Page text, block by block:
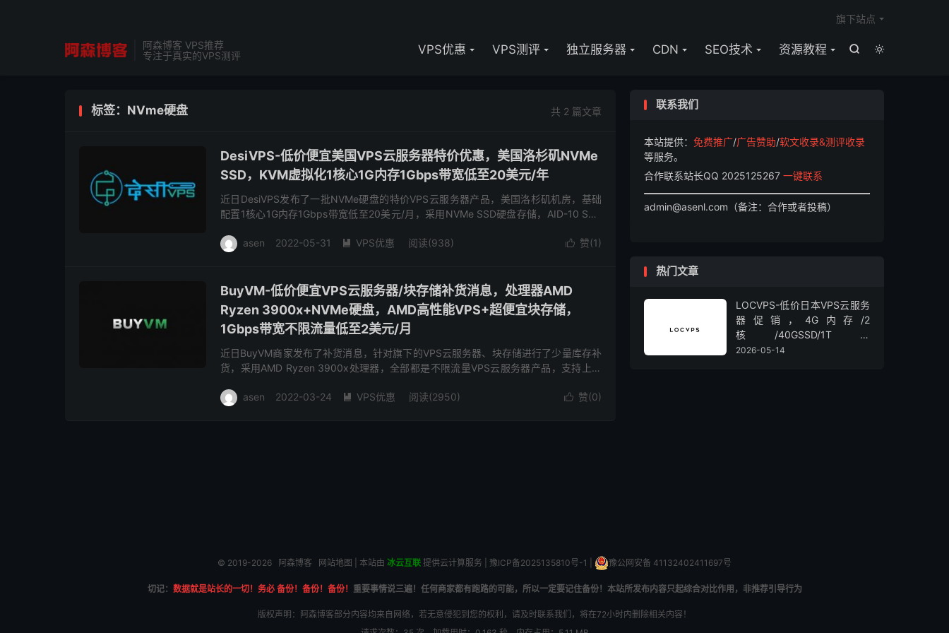
阿森博客 VPS推荐
专注于真实的VPS测评


VPS优惠 VPS测评 独立服务器 CDN SEO技术 资源教程
旗下站点
共 2 篇文章
标签：NVme硬盘
DesiVPS-低价便宜美国VPS云服务器特价优惠，美国洛杉矶NVMe
SSD，KVM虚拟化1核心1G内存1Gbps带宽低至20美元/年
近日DesiVPS发布了一批NVMe硬盘的特价VPS云服务器产品，美国洛杉矶机房，基础
配置1核心1G内存1Gbps带宽低至20美元/月，采用NVMe SSD硬盘存储，AID-10 SSD
 赞(1)
asen 2022-05-31  VPS优惠 阅读(938)
BuyVM-低价便宜VPS云服务器/块存储补货消息，处理器AMD
Ryzen 3900x+NVMe硬盘，AMD高性能VPS+超便宜块存储，
1Gbps带宽不限流量低至2美元/月
近日BuyVM商家发布了补货消息，针对旗下的VPS云服务器、块存储进行了少量库存补
货，采用AMD Ryzen 3900x处理器，全部都是不限流量VPS云服务器产品，支持上传
 赞(0)
asen 2022-03-24  VPS优惠 阅读(2950)
联系我们
本站提供： 免费推广/广告赞助/软文收录&测评收录
等服务。
合作联系站长QQ 2025125267 一键联系
admin@asenl.com（备注：合作或者投稿）
热门文章
LOCVPS-低价日本VPS云服务
器促销，4G内存/2
核/40GSSD/1T流
量/450Mbps带宽，低至36元/
2026-05-14
© 2019-2026 阿森博客 网站地图 | 本站由 冰云互联 提供云计算服务 | 豫ICP备2025135810号-1 豫公网安备 41132402411697号
切记： 数据就是站长的一切！务必 备份！备份！备份！ 重要事情说三遍！任何商家都有跑路的可能，所以一定要记住备份！本站所发布内容只起综合对比作用，非推荐引导行为
版权声明：阿森博客部分内容均来自网络，若无意侵犯到您的权利，请及时联系我们，将在72小时内删除相关内容！